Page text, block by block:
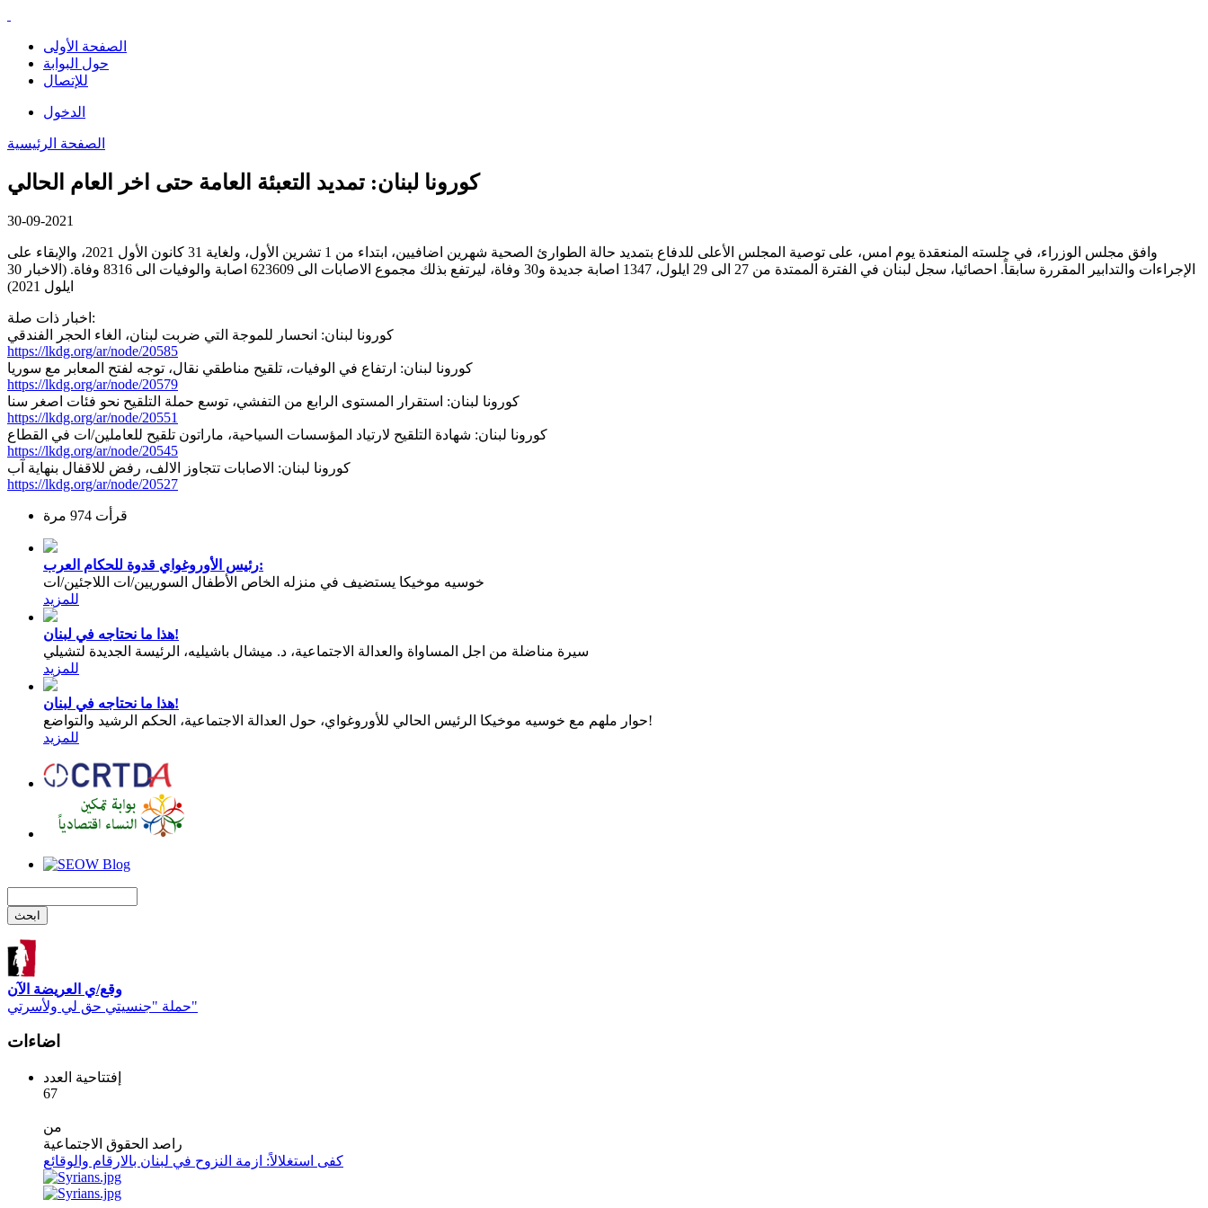
الصفحة الأولى
حول البوابة
للإتصال
الدخول
الصفحة الرئيسية
كورونا لبنان: تمديد التعبئة العامة حتى اخر العام الحالي
30-09-2021
وافق مجلس الوزراء، في جلسته المنعقدة يوم امس، على توصية المجلس الأعلى للدفاع بتمديد حالة الطوارئ الصحية شهرين اضافيين، ابتداء من 1 تشرين الأول، ولغاية 31 كانون الأول 2021، والإبقاء على
الإجراءات والتدابير المقررة سابقاً. احصائيا، سجل لبنان في الفترة الممتدة من 27 الى 29 ايلول، 1347 اصابة جديدة و30 وفاة، ليرتفع بذلك مجموع الاصابات الى 623609 اصابة والوفيات الى 8316 وفاة. (الاخبار 30
ايلول 2021)
اخبار ذات صلة:
كورونا لبنان: انحسار للموجة التي ضربت لبنان، الغاء الحجر الفندقي
https://lkdg.org/ar/node/20585
كورونا لبنان: ارتفاع في الوفيات، تلقيح مناطقي نقال، توجه لفتح المعابر مع سوريا
https://lkdg.org/ar/node/20579
كورونا لبنان: استقرار المستوى الرابع من التفشي، توسع حملة التلقيح نحو فئات اصغر سنا
https://lkdg.org/ar/node/20551
كورونا لبنان: شهادة التلقيح لارتياد المؤسسات السياحية، ماراتون تلقيح للعاملين/ات في القطاع
https://lkdg.org/ar/node/20545
كورونا لبنان: الاصابات تتجاوز الالف، رفض للاقفال بنهاية آب
https://lkdg.org/ar/node/20527
قرأت 974 مرة
رئيس الأوروغواي قدوة للحكام العرب:
خوسيه موخيكا يستضيف في منزله الخاص الأطفال السوريين/ات اللاجئين/ات
للمزيد
هذا ما نحتاجه في لبنان!
سيرة مناضلة من اجل المساواة والعدالة الاجتماعية، د. ميشال باشيليه، الرئيسة الجديدة لتشيلي
للمزيد
هذا ما نحتاجه في لبنان!
حوار ملهم مع خوسيه موخيكا الرئيس الحالي للأوروغواي، حول العدالة الاجتماعية، الحكم الرشيد والتواضع!
للمزيد
وقع/ي العريضة الآن
حملة "جنسيتي حق لي ولأسرتي"
اضاءات
إفتتاحية العدد
67
من
راصد الحقوق الاجتماعية
كفى استغلالاً: ازمة النزوح في لبنان بالارقام والوقائع